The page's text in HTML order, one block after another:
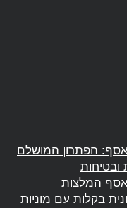
אסף: הפתרון המושלם
ובטיחות
אסף המלצות
בקלות עם מוניות